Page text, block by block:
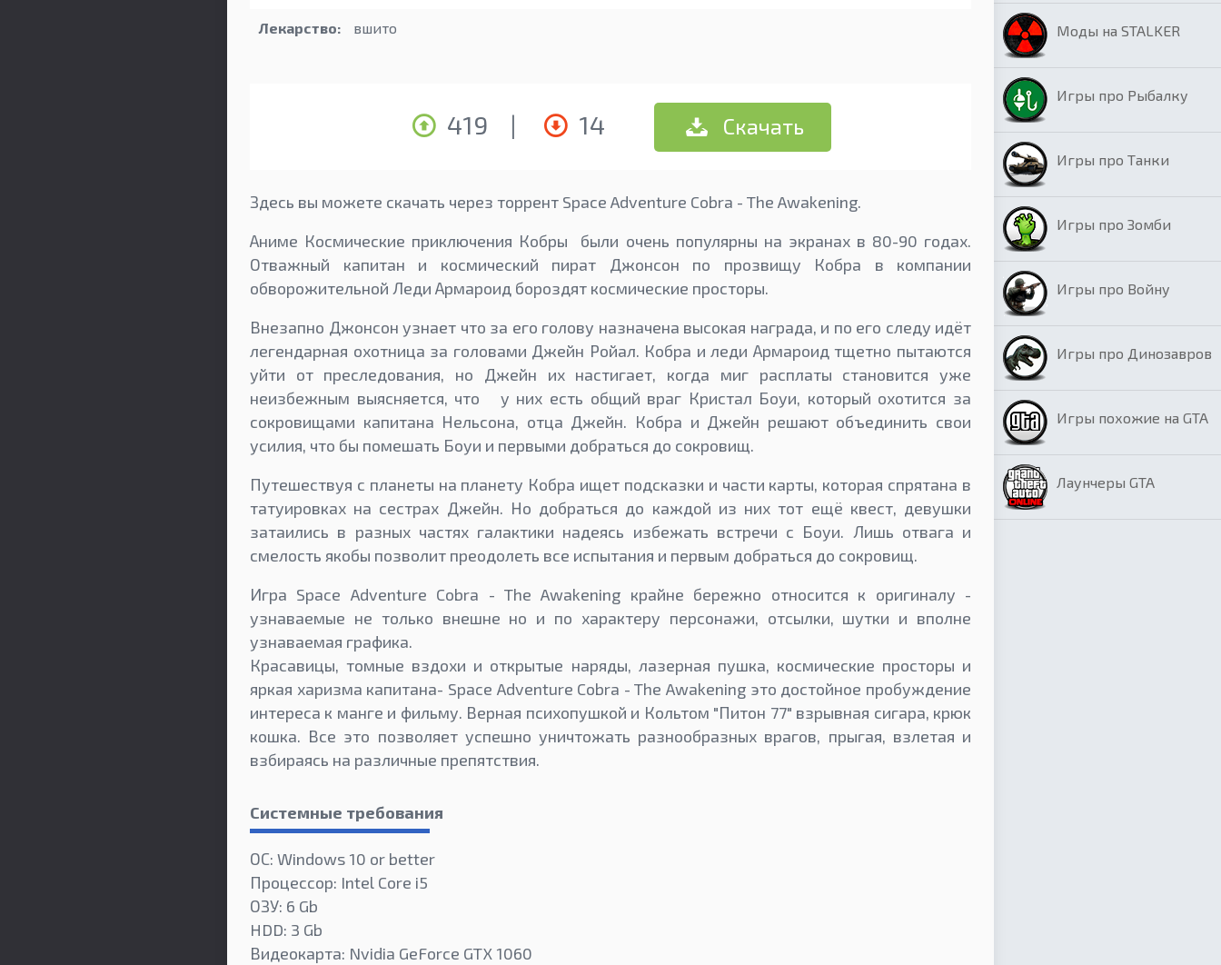
Лекарство: вшито
419 | 14 Скачать
Здесь вы можете скачать через торрент Space Adventure Cobra - The Awakening.
Аниме Космические приключения Кобры были очень популярны на экранах в 80-90 годах.
Отважный капитан и космический пират Джонсон по прозвищу Кобра в компании
обворожительной Леди Армароид бороздят космические просторы.
Внезапно Джонсон узнает что за его голову назначена высокая награда, и по его следу идёт
легендарная охотница за головами Джейн Ройал. Кобра и леди Армароид тщетно пытаются
уйти от преследования, но Джейн их настигает, когда миг расплаты становится уже
неизбежным выясняется, что у них есть общий враг Кристал Боуи, который охотится за
сокровищами капитана Нельсона, отца Джейн. Кобра и Джейн решают объединить свои
усилия, что бы помешать Боуи и первыми добраться до сокровищ.
Путешествуя с планеты на планету Кобра ищет подсказки и части карты, которая спрятана в
татуировках на сестрах Джейн. Но добраться до каждой из них тот ещё квест, девушки
затаились в разных частях галактики надеясь избежать встречи с Боуи. Лишь отвага и
смелость якобы позволит преодолеть все испытания и первым добраться до сокровищ.
Игра Space Adventure Cobra - The Awakening крайне бережно относится к оригиналу -
узнаваемые не только внешне но и по характеру персонажи, отсылки, шутки и вполне
узнаваемая графика.
Красавицы, томные вздохи и открытые наряды, лазерная пушка, космические просторы и
яркая харизма капитана- Space Adventure Cobra - The Awakening это достойное пробуждение
интереса к манге и фильму. Верная психопушкой и Кольтом "Питон 77" взрывная сигара, крюк
кошка. Все это позволяет успешно уничтожать разнообразных врагов, прыгая, взлетая и
взбираясь на различные препятствия.
Системные требования
ОС: Windows 10 or better
Процессор: Intel Core i5
ОЗУ: 6 Gb
HDD: 3 Gb
Видеокарта: Nvidia GeForce GTX 1060
Моды на STALKER
Игры про Рыбалку
Игры про Танки
Игры про Зомби
Игры про Войну
Игры про Динозавров
Игры похожие на GTA
Лаунчеры GTA